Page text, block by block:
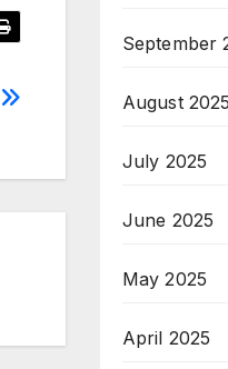
September
August 2025
July 2025
June 2025
May 2025
April 2025